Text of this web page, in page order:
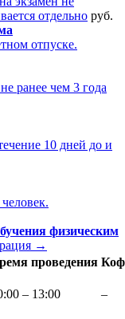
отдельно руб.
отпуске.
ранее чем 3 года
10 дней до и
физическим
→
проведения
– 13:00 –